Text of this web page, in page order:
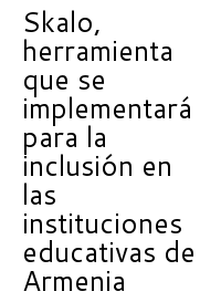
Skalo,
herramienta
que se
implementará
para la
inclusión en
las
instituciones
educativas de
Armenia